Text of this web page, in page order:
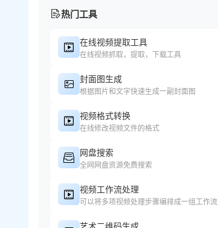
热门工具
在线视频提取工具
在线视频抓取，提取，下载工具
封面图生成
根据图片和文字快速生成一副封面图
视频格式转换
在线修改视频文件的格式
网盘搜索
全网网盘资源免费搜索
视频工作流处理
可以将多项视频处理步骤编排成一组工作流
艺术二维码生成